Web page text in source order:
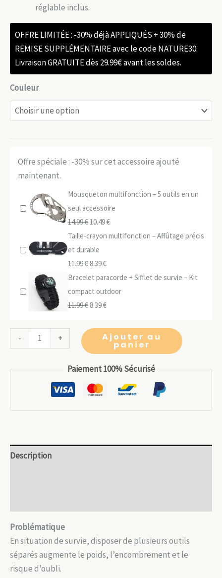
réglable inclus.
OFFRE LIMITÉE : -30% déjà APPLIQUÉS + 30% de
REMISE SUPPLÉMENTAIRE avec le code NATURE30.
Livraison GRATUITE dès 29.99€ avant les soldes.
Couleur
Offre spéciale : -30% sur cet accessoire ajouté
maintenant.
Mousqueton multifonction – 5 outils en un
seul accessoire
14.99€ Le
prix
initial
était :
14.99 €.
10.49€Le
prix
10.49 €.
Taille-crayon multifonction – Affûtage précis
et durable
11.99€Le
prix
initial
était :
8.39€Le
prix
actuel
est :
Bracelet paracorde + Sifflet de survie – Kit
compact outdoor
11.99€Le
initial
8.39€Le
actuel
est :
-
quantité
de
et
complet
+ Ajouter au
panier
Paiement 100% Sécurisé
Description
Problématique
En situation de survie, disposer de plusieurs outils
séparés augmente le poids, l’encombrement et le
risque d’oubli.